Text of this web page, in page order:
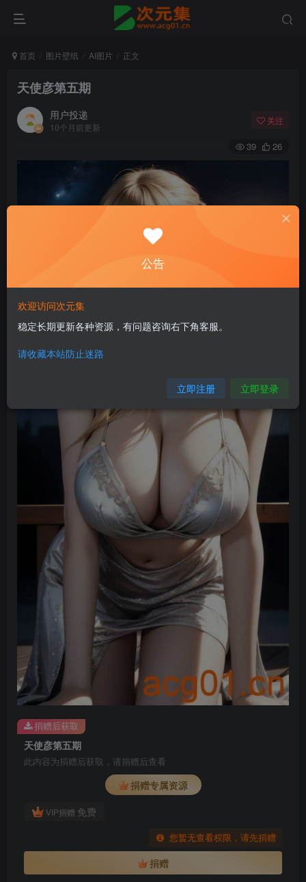
首页 图片壁纸 AI图片 正文
天使彦第五期
用户投递
10个月前更新
关注
39 26
天使彦第五期
此内容为捐赠后获取，请捐赠后查看
捐赠专属资源
VIP捐赠 免费
您暂无查看权限，请先捐赠
捐赠
捐赠后获取
公告
欢迎访问次元集
稳定长期更新各种资源，有问题咨询右下角客服。
请收藏本站防止迷路
立即注册 立即登录